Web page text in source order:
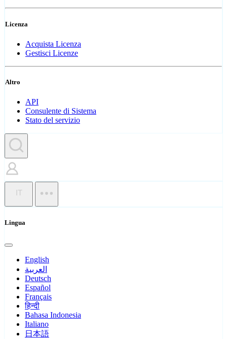
Licenza
Acquista Licenza
Gestisci Licenze
Altro
API
Consulente di Sistema
Stato del servizio
IT
Lingua
English
العربية
Deutsch
Español
Français
हिन्दी
Bahasa Indonesia
Italiano
日本語